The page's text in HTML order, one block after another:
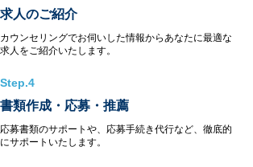
求人のご紹介
カウンセリングでお伺いした情報からあなたに最適な
求人をご紹介いたします。
Step.4
書類作成・応募・推薦
応募書類のサポートや、応募手続き代行など、徹底的
にサポートいたします。